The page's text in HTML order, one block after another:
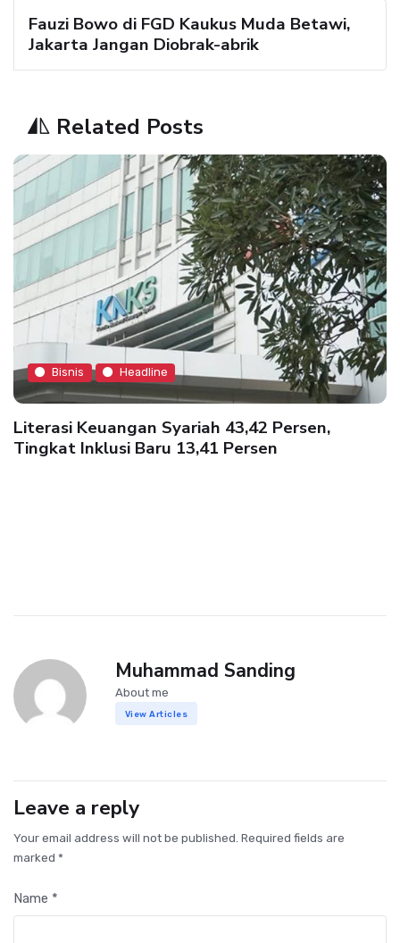
Fauzi Bowo di FGD Kaukus Muda Betawi,
Jakarta Jangan Diobrak-abrik
Related Posts
Bisnis Headline
Literasi Keuangan Syariah 43,42 Persen,
Tingkat Inklusi Baru 13,41 Persen
Muhammad Sanding
About me
View Articles
Leave a reply
Your email address will not be published. Required fields are
marked *
Name *